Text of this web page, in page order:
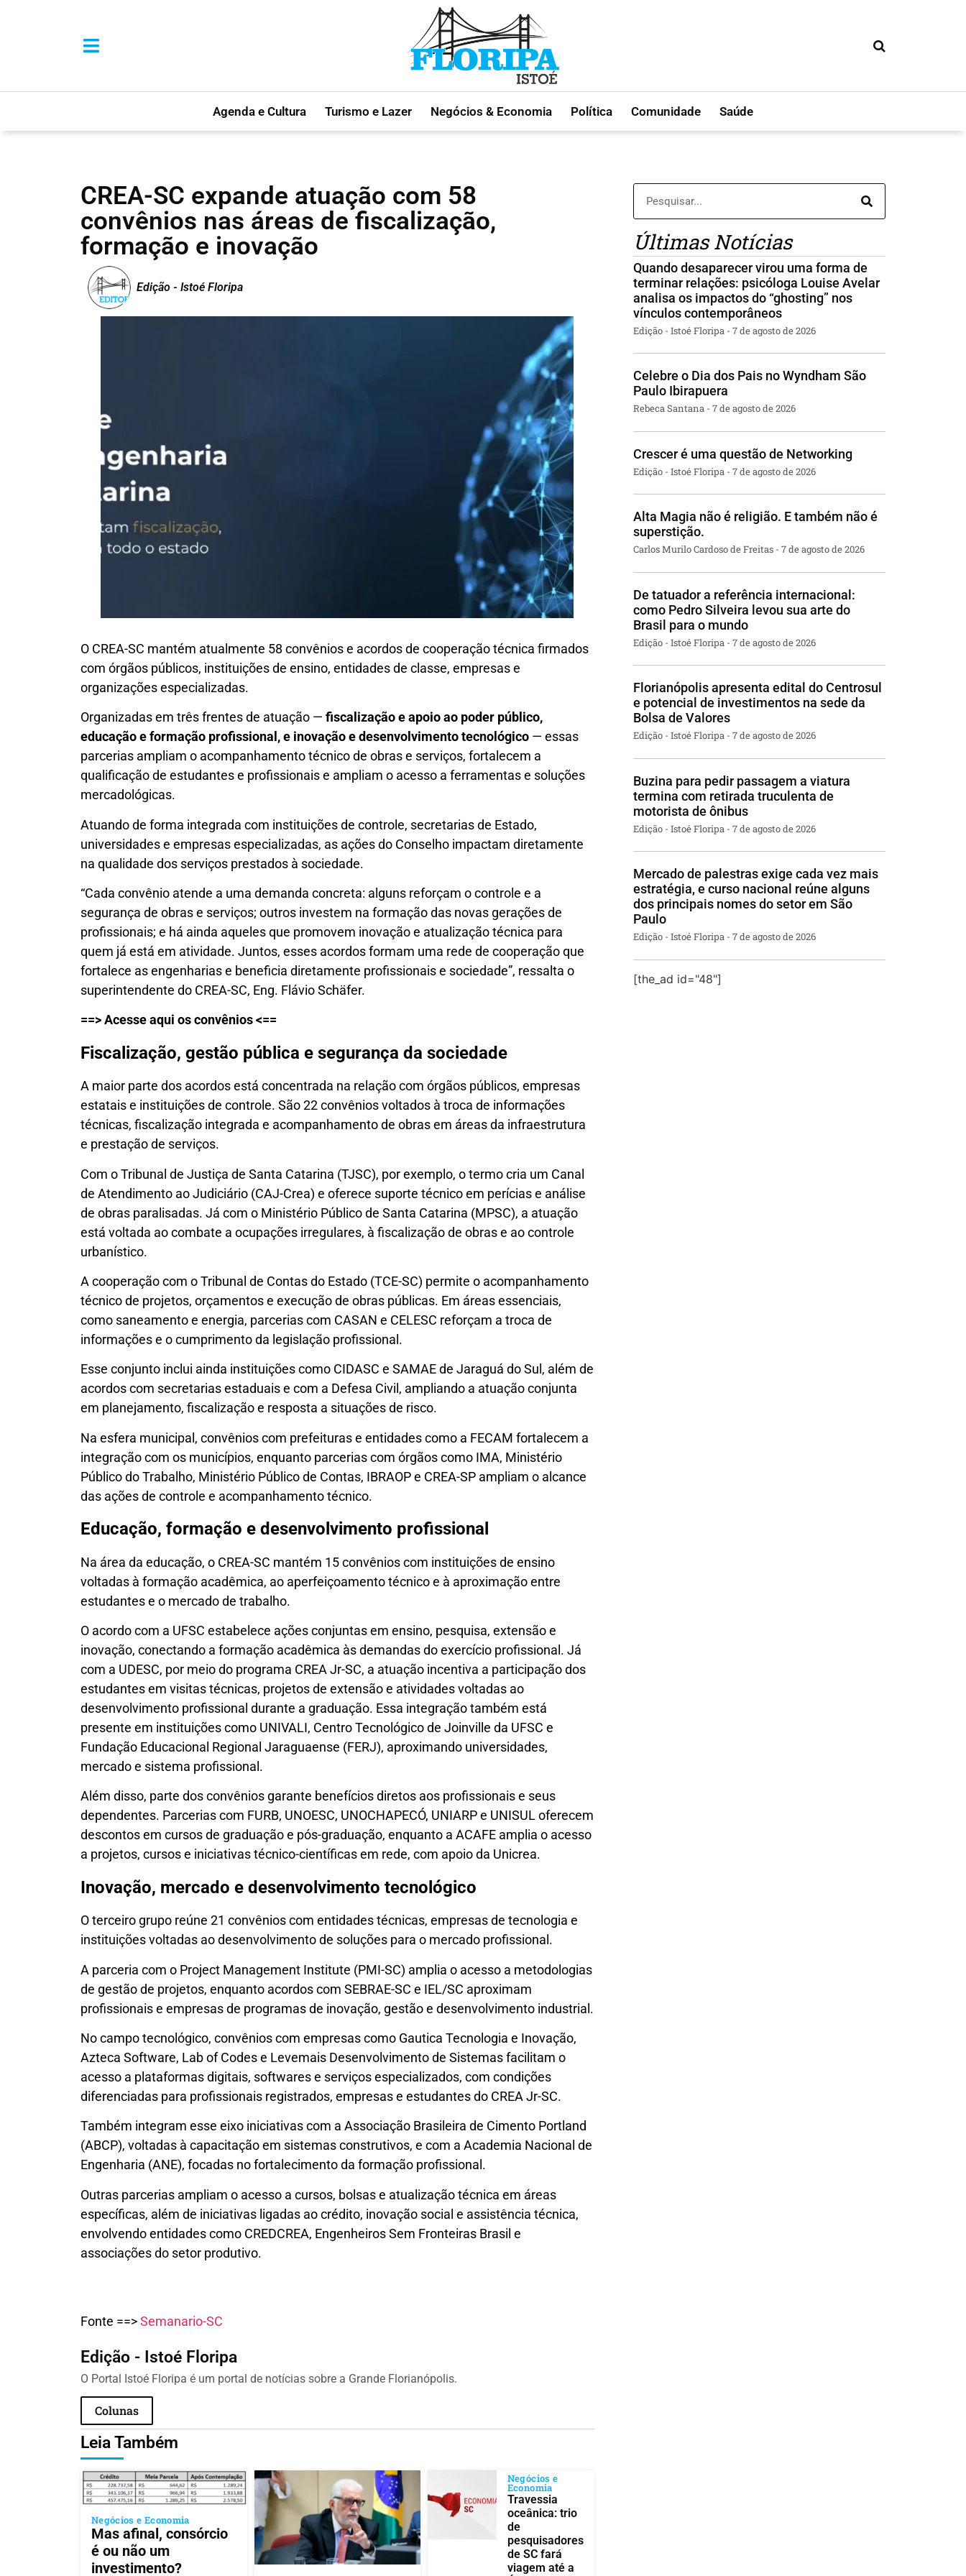
Agenda e Cultura Turismo e Lazer Negócios & Economia Política Comunidade Saúde
CREA-SC expande atuação com 58
convênios nas áreas de fiscalização,
formação e inovação
Edição - Istoé Floripa
O CREA-SC mantém atualmente 58 convênios e acordos de cooperação técnica firmados
com órgãos públicos, instituições de ensino, entidades de classe, empresas e
organizações especializadas.
Organizadas em três frentes de atuação — fiscalização e apoio ao poder público,
educação e formação profissional, e inovação e desenvolvimento tecnológico — essas
parcerias ampliam o acompanhamento técnico de obras e serviços, fortalecem a
qualificação de estudantes e profissionais e ampliam o acesso a ferramentas e soluções
mercadológicas.
Atuando de forma integrada com instituições de controle, secretarias de Estado,
universidades e empresas especializadas, as ações do Conselho impactam diretamente
na qualidade dos serviços prestados à sociedade.
“Cada convênio atende a uma demanda concreta: alguns reforçam o controle e a
segurança de obras e serviços; outros investem na formação das novas gerações de
profissionais; e há ainda aqueles que promovem inovação e atualização técnica para
quem já está em atividade. Juntos, esses acordos formam uma rede de cooperação que
fortalece as engenharias e beneficia diretamente profissionais e sociedade”, ressalta o
superintendente do CREA-SC, Eng. Flávio Schäfer.
==> Acesse aqui os convênios <==
Fiscalização, gestão pública e segurança da sociedade
A maior parte dos acordos está concentrada na relação com órgãos públicos, empresas
estatais e instituições de controle. São 22 convênios voltados à troca de informações
técnicas, fiscalização integrada e acompanhamento de obras em áreas da infraestrutura
e prestação de serviços.
Com o Tribunal de Justiça de Santa Catarina (TJSC), por exemplo, o termo cria um Canal
de Atendimento ao Judiciário (CAJ-Crea) e oferece suporte técnico em perícias e análise
de obras paralisadas. Já com o Ministério Público de Santa Catarina (MPSC), a atuação
está voltada ao combate a ocupações irregulares, à fiscalização de obras e ao controle
urbanístico.
A cooperação com o Tribunal de Contas do Estado (TCE-SC) permite o acompanhamento
técnico de projetos, orçamentos e execução de obras públicas. Em áreas essenciais,
como saneamento e energia, parcerias com CASAN e CELESC reforçam a troca de
informações e o cumprimento da legislação profissional.
Esse conjunto inclui ainda instituições como CIDASC e SAMAE de Jaraguá do Sul, além de
acordos com secretarias estaduais e com a Defesa Civil, ampliando a atuação conjunta
em planejamento, fiscalização e resposta a situações de risco.
Na esfera municipal, convênios com prefeituras e entidades como a FECAM fortalecem a
integração com os municípios, enquanto parcerias com órgãos como IMA, Ministério
Público do Trabalho, Ministério Público de Contas, IBRAOP e CREA-SP ampliam o alcance
das ações de controle e acompanhamento técnico.
Educação, formação e desenvolvimento profissional
Na área da educação, o CREA-SC mantém 15 convênios com instituições de ensino
voltadas à formação acadêmica, ao aperfeiçoamento técnico e à aproximação entre
estudantes e o mercado de trabalho.
O acordo com a UFSC estabelece ações conjuntas em ensino, pesquisa, extensão e
inovação, conectando a formação acadêmica às demandas do exercício profissional. Já
com a UDESC, por meio do programa CREA Jr-SC, a atuação incentiva a participação dos
estudantes em visitas técnicas, projetos de extensão e atividades voltadas ao
desenvolvimento profissional durante a graduação. Essa integração também está
presente em instituições como UNIVALI, Centro Tecnológico de Joinville da UFSC e
Fundação Educacional Regional Jaraguaense (FERJ), aproximando universidades,
mercado e sistema profissional.
Além disso, parte dos convênios garante benefícios diretos aos profissionais e seus
dependentes. Parcerias com FURB, UNOESC, UNOCHAPECÓ, UNIARP e UNISUL oferecem
descontos em cursos de graduação e pós-graduação, enquanto a ACAFE amplia o acesso
a projetos, cursos e iniciativas técnico-científicas em rede, com apoio da Unicrea.
Inovação, mercado e desenvolvimento tecnológico
O terceiro grupo reúne 21 convênios com entidades técnicas, empresas de tecnologia e
instituições voltadas ao desenvolvimento de soluções para o mercado profissional.
A parceria com o Project Management Institute (PMI-SC) amplia o acesso a metodologias
de gestão de projetos, enquanto acordos com SEBRAE-SC e IEL/SC aproximam
profissionais e empresas de programas de inovação, gestão e desenvolvimento industrial.
No campo tecnológico, convênios com empresas como Gautica Tecnologia e Inovação,
Azteca Software, Lab of Codes e Levemais Desenvolvimento de Sistemas facilitam o
acesso a plataformas digitais, softwares e serviços especializados, com condições
diferenciadas para profissionais registrados, empresas e estudantes do CREA Jr-SC.
Também integram esse eixo iniciativas com a Associação Brasileira de Cimento Portland
(ABCP), voltadas à capacitação em sistemas construtivos, e com a Academia Nacional de
Engenharia (ANE), focadas no fortalecimento da formação profissional.
Outras parcerias ampliam o acesso a cursos, bolsas e atualização técnica em áreas
específicas, além de iniciativas ligadas ao crédito, inovação social e assistência técnica,
envolvendo entidades como CREDCREA, Engenheiros Sem Fronteiras Brasil e
associações do setor produtivo.
Fonte ==>Semanario-SC
Edição - Istoé Floripa
O Portal Istoé Floripa é um portal de notícias sobre a Grande Florianópolis.
Colunas
Leia Também
Negócios e Economia
Mas afinal, consórcio
é ou não um
investimento?
Negócios e
Economia
Travessia
oceânica: trio
de
pesquisadores
de SC fará
viagem até a
Últimas Notícias
Quando desaparecer virou uma forma de
terminar relações: psicóloga Louise Avelar
analisa os impactos do “ghosting” nos
vínculos contemporâneos
Edição - Istoé Floripa 7 de agosto de 2026
Celebre o Dia dos Pais no Wyndham São
Paulo Ibirapuera
Rebeca Santana 7 de agosto de 2026
Crescer é uma questão de Networking
Edição - Istoé Floripa 7 de agosto de 2026
Alta Magia não é religião. E também não é
superstição.
Carlos Murilo Cardoso de Freitas 7 de agosto de 2026
De tatuador a referência internacional:
como Pedro Silveira levou sua arte do
Brasil para o mundo
Edição - Istoé Floripa 7 de agosto de 2026
Florianópolis apresenta edital do Centrosul
e potencial de investimentos na sede da
Bolsa de Valores
Edição - Istoé Floripa 7 de agosto de 2026
Buzina para pedir passagem a viatura
termina com retirada truculenta de
motorista de ônibus
Edição - Istoé Floripa 7 de agosto de 2026
Mercado de palestras exige cada vez mais
estratégia, e curso nacional reúne alguns
dos principais nomes do setor em São
Paulo
Edição - Istoé Floripa 7 de agosto de 2026
[the_ad id="48"]